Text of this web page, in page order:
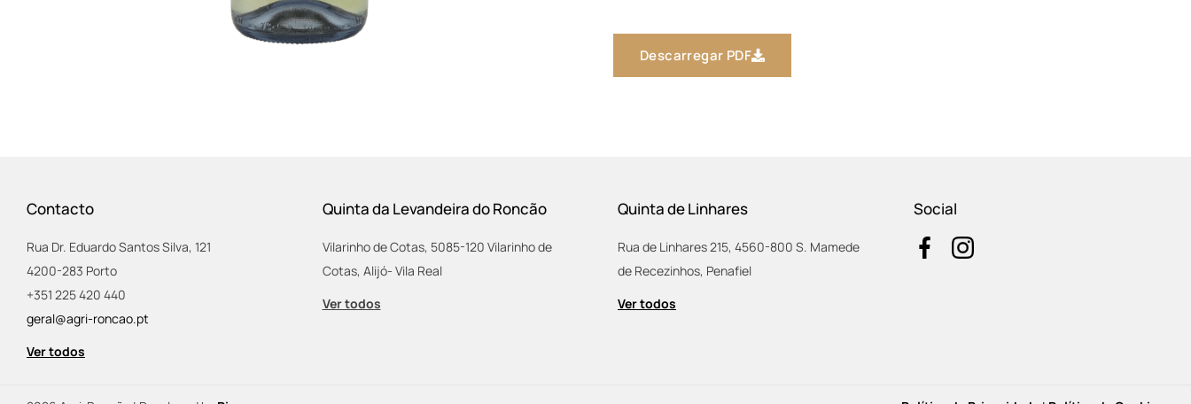
Descarregar PDF
Contacto
Rua Dr. Eduardo Santos Silva, 121
4200-283 Porto
+351 225 420 440
geral@agri-roncao.pt
Ver todos
Quinta da Levandeira do Roncão
Vilarinho de Cotas, 5085-120 Vilarinho de
Cotas, Alijó- Vila Real
Ver todos
Quinta de Linhares
Rua de Linhares 215, 4560-800 S. Mamede
de Recezinhos, Penafiel
Ver todos
Social